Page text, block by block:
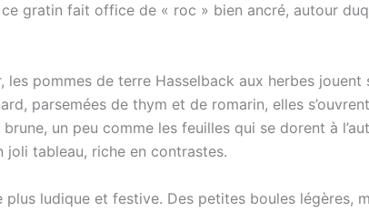
gratin fait office de « roc » bien ancré, autour
pommes de terre Hasselback aux herbes
parsemées de thym et de romarin, elles
un peu comme les feuilles qui se dorent à
joli tableau, riche en contrastes.
ludique et festive. Des petites boules légères,